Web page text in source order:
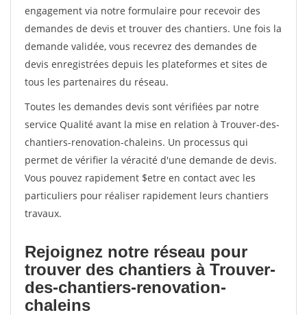
engagement via notre formulaire pour recevoir des
demandes de devis et trouver des chantiers. Une fois la
demande validée, vous recevrez des demandes de
devis enregistrées depuis les plateformes et sites de
tous les partenaires du réseau.
Toutes les demandes devis sont vérifiées par notre
service Qualité avant la mise en relation à Trouver-des-
chantiers-renovation-chaleins. Un processus qui
permet de vérifier la véracité d'une demande de devis.
Vous pouvez rapidement $etre en contact avec les
particuliers pour réaliser rapidement leurs chantiers
travaux.
Rejoignez notre réseau pour
trouver des chantiers à Trouver-
des-chantiers-renovation-
chaleins